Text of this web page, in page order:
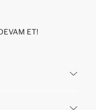
ET!